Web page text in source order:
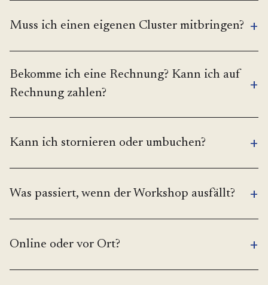
Muss ich einen eigenen Cluster mitbringen? +
Bekomme ich eine Rechnung? Kann ich auf
Rechnung zahlen?
+
Kann ich stornieren oder umbuchen? +
Was passiert, wenn der Workshop ausfällt? +
Online oder vor Ort? +